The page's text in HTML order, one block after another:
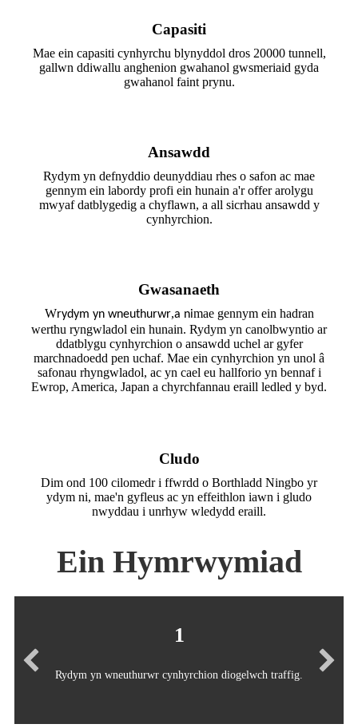
Capasiti
Mae ein capasiti cynhyrchu blynyddol dros 20000 tunnell,
gallwn ddiwallu anghenion gwahanol gwsmeriaid gyda
gwahanol faint prynu.
Ansawdd
Rydym yn defnyddio deunyddiau rhes o safon ac mae
gennym ein labordy profi ein hunain a'r offer arolygu
mwyaf datblygedig a chyflawn, a all sicrhau ansawdd y
cynhyrchion.
Gwasanaeth
Wrydym yn wneuthurwr,a nimae gennym ein hadran
werthu ryngwladol ein hunain. Rydym yn canolbwyntio ar
ddatblygu cynhyrchion o ansawdd uchel ar gyfer
marchnadoedd pen uchaf. Mae ein cynhyrchion yn unol â
safonau rhyngwladol, ac yn cael eu hallforio yn bennaf i
Ewrop, America, Japan a chyrchfannau eraill ledled y byd.
Cludo
Dim ond 100 cilomedr i ffwrdd o Borthladd Ningbo yr
ydym ni, mae'n gyfleus ac yn effeithlon iawn i gludo
nwyddau i unrhyw wledydd eraill.
Ein Hymrwymiad
1
Rydym yn wneuthurwr cynhyrchion diogelwch traffig.